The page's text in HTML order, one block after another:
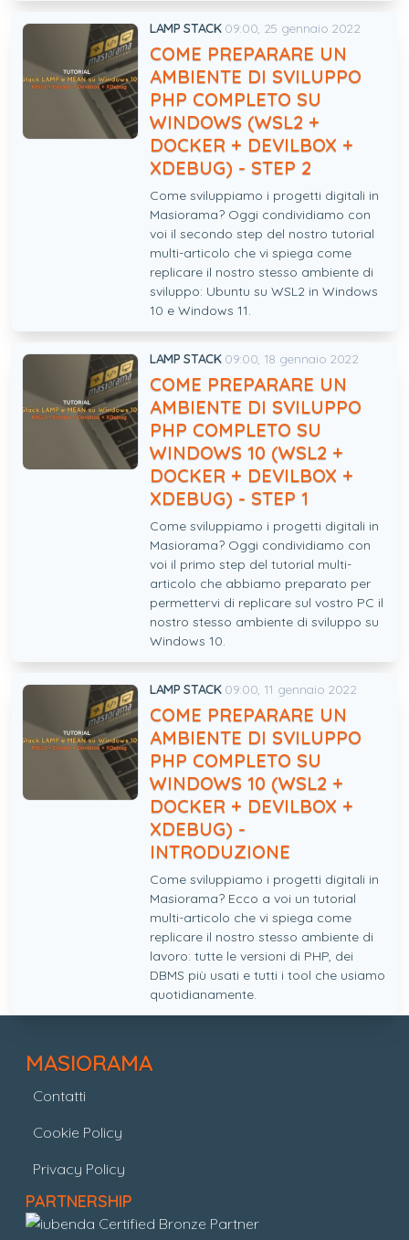
LAMP STACK 09:00, 25 gennaio 2022
COME PREPARARE UN
AMBIENTE DI SVILUPPO
PHP COMPLETO SU
WINDOWS (WSL2 +
DOCKER + DEVILBOX +
XDEBUG) - STEP 2
Come sviluppiamo i progetti digitali in
Masiorama? Oggi condividiamo con
voi il secondo step del nostro tutorial
multi-articolo che vi spiega come
replicare il nostro stesso ambiente di
sviluppo: Ubuntu su WSL2 in Windows
10 e Windows 11.
LAMP STACK 09:00, 18 gennaio 2022
COME PREPARARE UN
AMBIENTE DI SVILUPPO
PHP COMPLETO SU
WINDOWS 10 (WSL2 +
DOCKER + DEVILBOX +
XDEBUG) - STEP 1
Come sviluppiamo i progetti digitali in
Masiorama? Oggi condividiamo con
voi il primo step del tutorial multi-
articolo che abbiamo preparato per
permettervi di replicare sul vostro PC il
nostro stesso ambiente di sviluppo su
Windows 10.
LAMP STACK 09:00, 11 gennaio 2022
COME PREPARARE UN
AMBIENTE DI SVILUPPO
PHP COMPLETO SU
WINDOWS 10 (WSL2 +
DOCKER + DEVILBOX +
XDEBUG) -
INTRODUZIONE
Come sviluppiamo i progetti digitali in
Masiorama? Ecco a voi un tutorial
multi-articolo che vi spiega come
replicare il nostro stesso ambiente di
lavoro: tutte le versioni di PHP, dei
DBMS più usati e tutti i tool che usiamo
quotidianamente.
MASIORAMA
Contatti
Cookie Policy
Privacy Policy
PARTNERSHIP